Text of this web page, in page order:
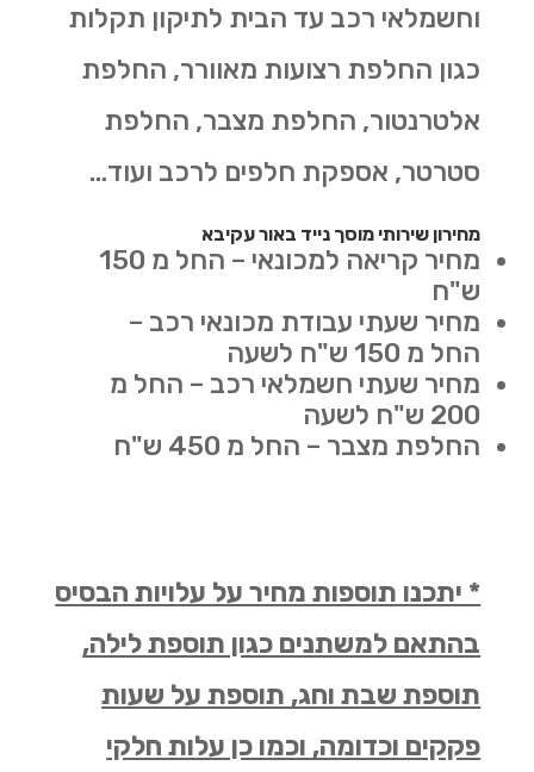
וחשמלאי רכב עד הבית לתיקון תקלות
כגון החלפת רצועות מאוורר, החלפת
אלטרנטור, החלפת מצבר, החלפת
סטרטר, אספקת חלפים לרכב ועוד…
מחירון שירותי מוסך נייד באור עקיבא
מחיר קריאה למכונאי – החל מ 150
ש"ח
מחיר שעתי עבודת מכונאי רכב –
החל מ 150 ש"ח לשעה
מחיר שעתי חשמלאי רכב – החל מ
200 ש"ח לשעה
החלפת מצבר – החל מ 450 ש"ח
* יתכנו תוספות מחיר על עלויות הבסיס
בהתאם למשתנים כגון תוספת לילה,
תוספת שבת וחג, תוספת על שעות
פקקים וכדומה, וכמו כן עלות חלקי